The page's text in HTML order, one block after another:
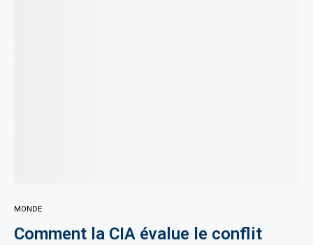
MONDE
Comment la CIA évalue le conflit